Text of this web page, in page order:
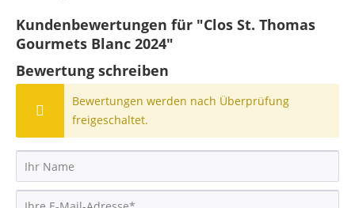
Kundenbewertungen für "Clos St. Thomas
Gourmets Blanc 2024"
Bewertung schreiben
Bewertungen werden nach Überprüfung
freigeschaltet.